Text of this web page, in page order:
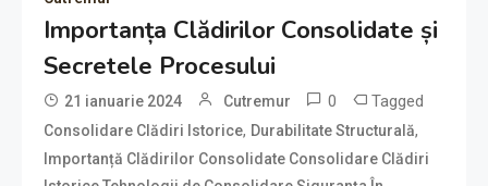
Importanța Clădirilor Consolidate și
Secretele Procesului
21 ianuarie 2024 Cutremur 0 Tagged
Consolidare Clădiri Istorice, Durabilitate Structurală,
Importanță Clădirilor Consolidate Consolidare Clădiri